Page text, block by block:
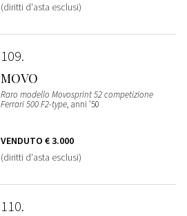
(diritti d'asta esclusi)
109
MOVO
Raro modello Movosprint 52 competizione
Ferrari 500 F2-type, anni '50
VENDUTO € 3.000
(diritti d'asta esclusi)
110